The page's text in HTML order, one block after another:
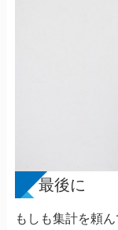
最後に
もしも集計を頼